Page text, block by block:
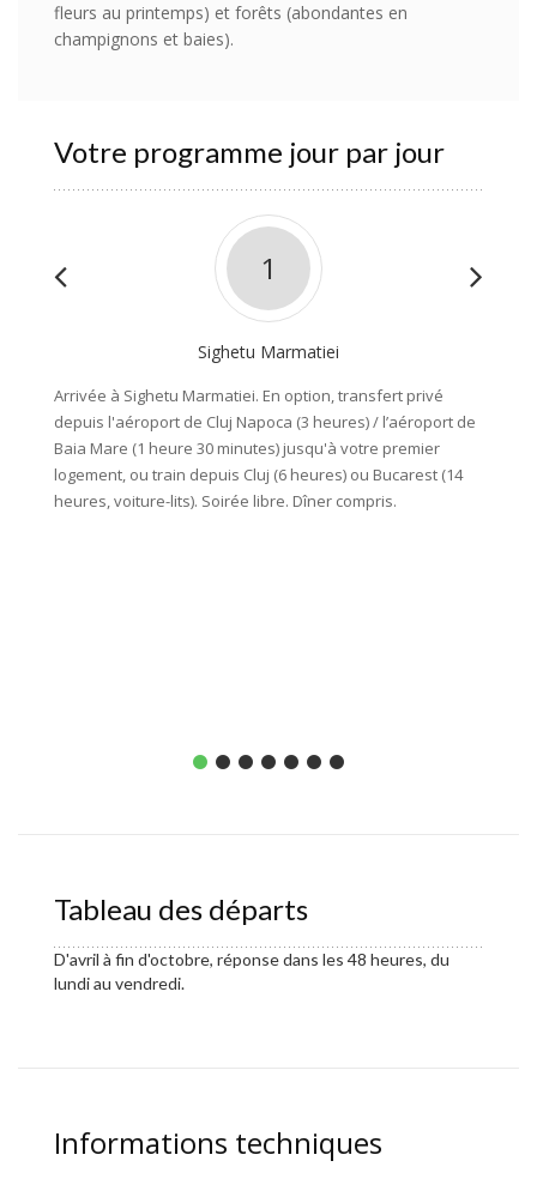
fleurs au printemps) et forêts (abondantes en
champignons et baies).
Votre programme jour par jour
1
Sighetu Marmatiei
Arrivée à Sighetu Marmatiei. En option, transfert privé
depuis l'aéroport de Cluj Napoca (3 heures) / l’aéroport de
Baia Mare (1 heure 30 minutes) jusqu'à votre premier
logement, ou train depuis Cluj (6 heures) ou Bucarest (14
heures, voiture-lits). Soirée libre. Dîner compris.
Tableau des départs
D'avril à fin d'octobre, réponse dans les 48 heures, du
lundi au vendredi.
Informations techniques